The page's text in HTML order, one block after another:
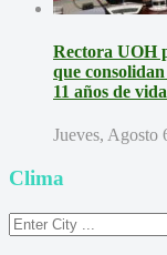
Rectora UOH
que
11 años de vida
Jueves, Agosto
Clima